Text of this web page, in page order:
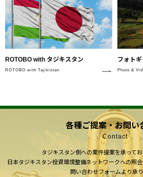
ROTOBO with タジキスタン
ROTOBO with Tajikistan
フォト
Photo &
各種ご提案・お問い
Contact
タジキスタン側への案件提案を承ってお
日本タジキスタン投資環境整備ネットワークへの照会
問い合わせフォームより承り